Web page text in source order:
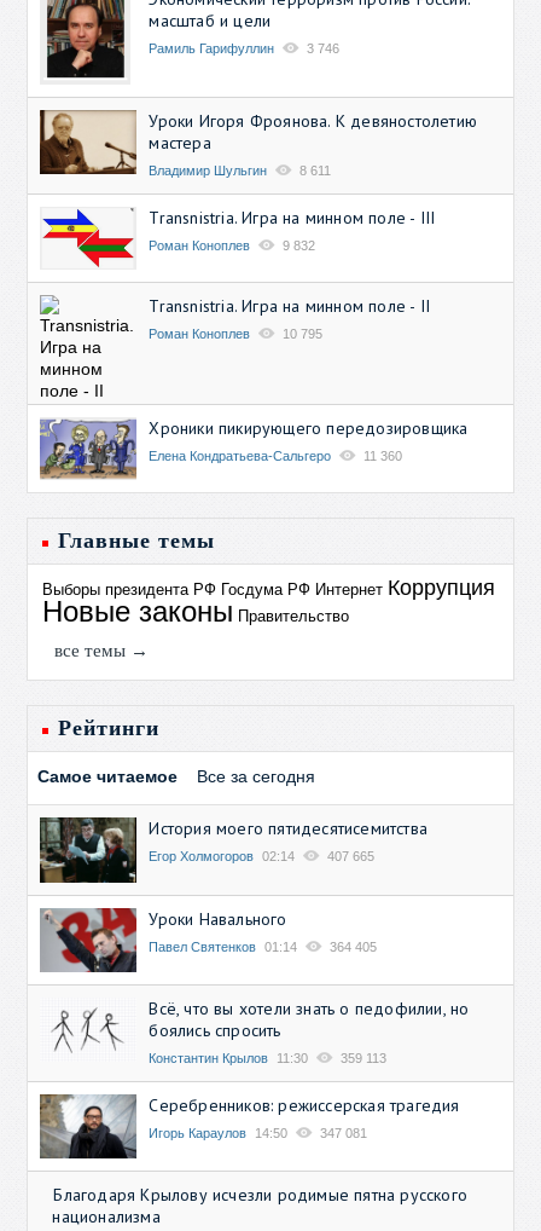
масштаб и цели
Рамиль Гарифуллин 3 746
Уроки Игоря Фроянова. К девяностолетию
мастера
Владимир Шульгин 8 611
Transnistria. Игра на минном поле - III
Роман Коноплев 9 832
Transnistria. Игра на минном поле - II
Роман Коноплев 10 795
Хроники пикирующего передозировщика
Елена Кондратьева-Сальгеро 11 360
Главные темы
Выборы президента РФ Госдума РФ Интернет Коррупция
Новые законы Правительство
все темы →
Рейтинги
Самое читаемое Все за сегодня
История моего пятидесятисемитства
Егор Холмогоров 02:14 407 665
Уроки Навального
Павел Святенков 01:14 364 405
Всё, что вы хотели знать о педофилии, но
боялись спросить
Константин Крылов 11:30 359 113
Серебренников: режиссерская трагедия
Игорь Караулов 14:50 347 081
Благодаря Крылову исчезли родимые пятна русского
национализма